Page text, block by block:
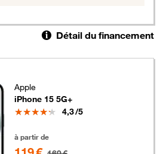
Détail du financement
non sélectionnables
Apple
iPhone 15 5G+
Note
4,3/5
à partir de